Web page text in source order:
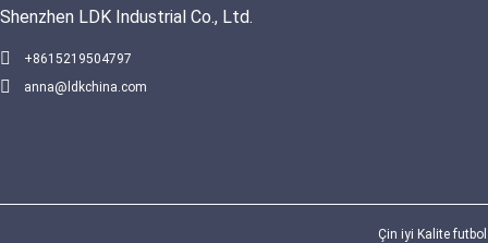
Shenzhen LDK Industrial Co., Ltd.
+8615219504797
anna@ldkchina.com
Çin iyi Kalite